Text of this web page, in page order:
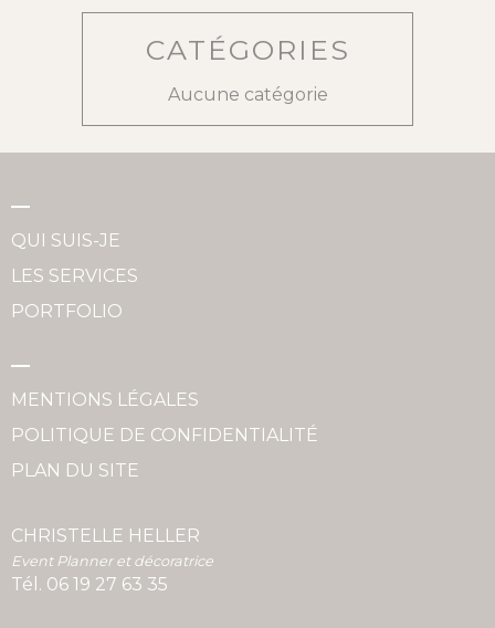
CATÉGORIES
Aucune catégorie
QUI SUIS-JE
LES SERVICES
PORTFOLIO
MENTIONS LÉGALES
POLITIQUE DE CONFIDENTIALITÉ
PLAN DU SITE
CHRISTELLE HELLER
Event Planner et décoratrice
Tél. 06 19 27 63 35